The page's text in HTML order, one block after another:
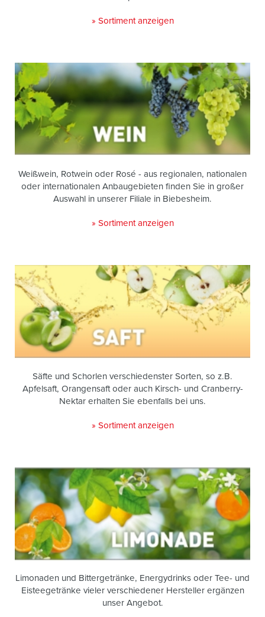
» Sortiment anzeigen
Weißwein, Rotwein oder Rosé - aus regionalen, nationalen
oder internationalen Anbaugebieten finden Sie in großer
Auswahl in unserer Filiale in Biebesheim.
» Sortiment anzeigen
Säfte und Schorlen verschiedenster Sorten, so z.B.
Apfelsaft, Orangensaft oder auch Kirsch- und Cranberry-
Nektar erhalten Sie ebenfalls bei uns.
» Sortiment anzeigen
Limonaden und Bittergetränke, Energydrinks oder Tee- und
Eisteegetränke vieler verschiedener Hersteller ergänzen
unser Angebot.